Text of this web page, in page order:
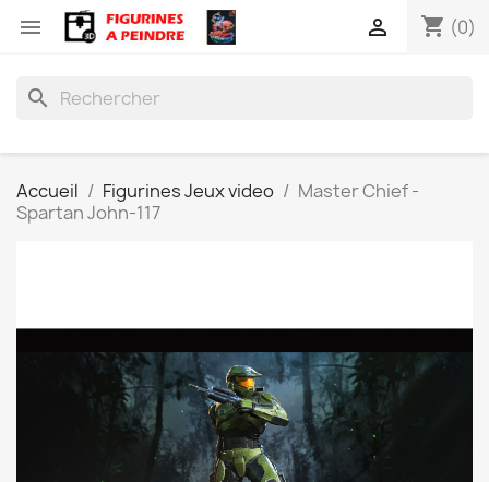
 shopping_cart (0)

search
Accueil Figurines Jeux video
Master Chief -
Spartan John-117